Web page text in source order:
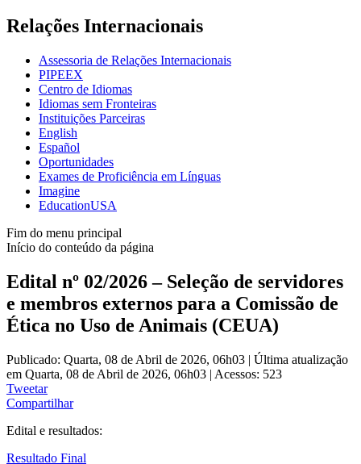
Relações Internacionais
Assessoria de Relações Internacionais
PIPEEX
Centro de Idiomas
Idiomas sem Fronteiras
Instituições Parceiras
English
Español
Oportunidades
Exames de Proficiência em Línguas
Imagine
EducationUSA
Fim do menu principal
Início do conteúdo da página
Edital nº 02/2026 – Seleção de servidores
e membros externos para a Comissão de
Ética no Uso de Animais (CEUA)
Publicado: Quarta, 08 de Abril de 2026, 06h03 | Última atualização
em Quarta, 08 de Abril de 2026, 06h03 | Acessos: 523
Tweetar
Compartilhar
Edital e resultados:
Resultado Final